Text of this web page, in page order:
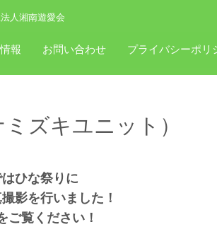
人湘南遊愛会
報 お問い合わせ プライバシーポリ
ズキユニット）
ひな祭りに
影を行いました！
ご覧ください！